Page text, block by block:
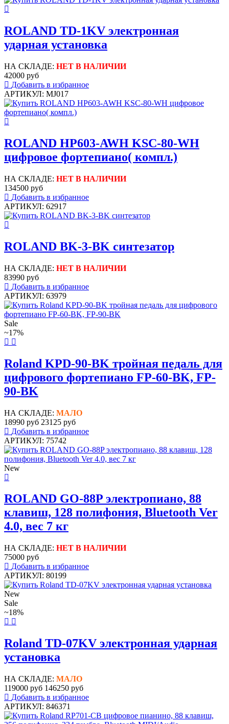
ROLAND TD-1KV электронная
ударная установка
НА СКЛАДЕ: НЕТ В НАЛИЧИИ
42000 руб
Добавить в избранное
АРТИКУЛ: MJ017
ROLAND HP603-AWH KSC-80-WH
цифровое фортепиано( компл.)
НА СКЛАДЕ: НЕТ В НАЛИЧИИ
134500 руб
Добавить в избранное
АРТИКУЛ: 62917
ROLAND BK-3-BK синтезатор
НА СКЛАДЕ: НЕТ В НАЛИЧИИ
83990 руб
Добавить в избранное
АРТИКУЛ: 63979
Sale
~17%
Roland KPD-90-BK тройная педаль для
цифрового фортепиано FP-60-BK, FP-
90-BK
НА СКЛАДЕ: МАЛО
18990 руб 23125 руб
Добавить в избранное
АРТИКУЛ: 75742
New
ROLAND GO-88P электропиано, 88
клавиш, 128 полифония, Bluetooth Ver
4.0, вес 7 кг
НА СКЛАДЕ: НЕТ В НАЛИЧИИ
75000 руб
Добавить в избранное
АРТИКУЛ: 80199
New
Sale
~18%
Roland TD-07KV электронная ударная
установка
НА СКЛАДЕ: МАЛО
119000 руб 146250 руб
Добавить в избранное
АРТИКУЛ: 846371